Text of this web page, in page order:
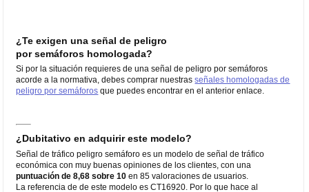
¿Te exigen una señal de peligro
por semáforos homologada?
Si por la situación requieres de una señal de peligro por semáforos
acorde a la normativa, debes comprar nuestrasseñales homologadas de
peligro por semáforos que puedes encontrar en el anterior enlace.
¿Dubitativo en adquirir este modelo?
Señal de tráfico peligro semáforo es un modelo de señal de tráfico
económica con muy buenas opiniones de los clientes, con una
puntuación de 8,68 sobre 10 en 85 valoraciones de usuarios.
La referencia de de este modelo es CT16920. Por lo que hace al